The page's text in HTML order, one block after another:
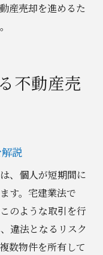
産売却を進めるた
不動産売
説
、個人が短期間に
す。宅建業法で
のような取引を行
違法となるリスク
数物件を所有して